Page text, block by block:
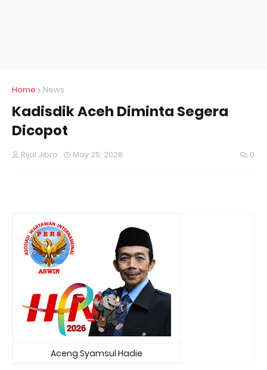
Home News
Kadisdik Aceh Diminta Segera
Dicopot
Rijal Jibro May 25, 2026 0
Aceng Syamsul Hadie